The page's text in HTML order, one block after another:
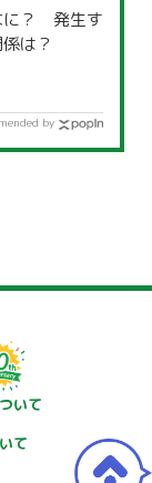
に？ 発生す
は？
by
いて
て